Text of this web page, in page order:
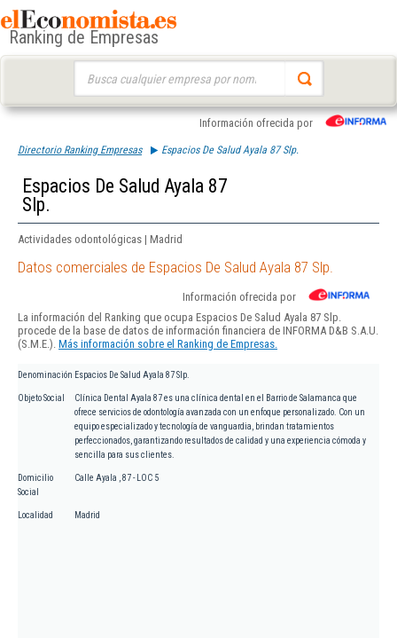
Ranking de Empresas
Información ofrecida por
Directorio Ranking Empresas Espacios De Salud Ayala 87 Slp.
Espacios De Salud Ayala 87
Slp.
Actividades odontológicas | Madrid
Datos comerciales de Espacios De Salud Ayala 87 Slp.
Información ofrecida por
La información del Ranking que ocupa Espacios De Salud Ayala 87 Slp.
procede de la base de datos de información financiera de INFORMA D&B S.A.U.
(S.M.E.). Más información sobre el Ranking de Empresas.
Denominación Espacios De Salud Ayala 87 Slp.
Objeto Social
Clínica Dental Ayala 87 es una clínica dental en el Barrio de Salamanca que
ofrece servicios de odontología avanzada con un enfoque personalizado. Con un
equipo especializado y tecnología de vanguardia, brindan tratamientos
perfeccionados, garantizando resultados de calidad y una experiencia cómoda y
sencilla para sus clientes.
Domicilio
Social
Calle Ayala , 87 - LOC 5
Localidad Madrid